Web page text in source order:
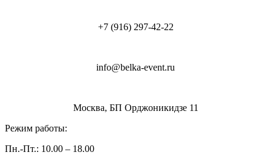
+7 (916) 297-42-22
info@belka-event.ru
Москва, БП Орджоникидзе 11
Режим работы:
Пн.-Пт.: 10.00 – 18.00